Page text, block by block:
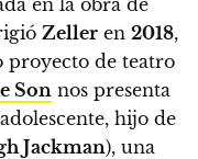
Zeller en 2018,
proyecto de teatro
Son nos presenta
hijo de
Jackman), una